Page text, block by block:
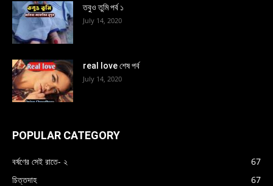
তবুও তুমি পর্ব ১
July 14, 2020
real love শেষ পর্ব
July 14, 2020
POPULAR CATEGORY
বর্ষণের সেই রাতে- ২
67
চিত্তদাহ
67